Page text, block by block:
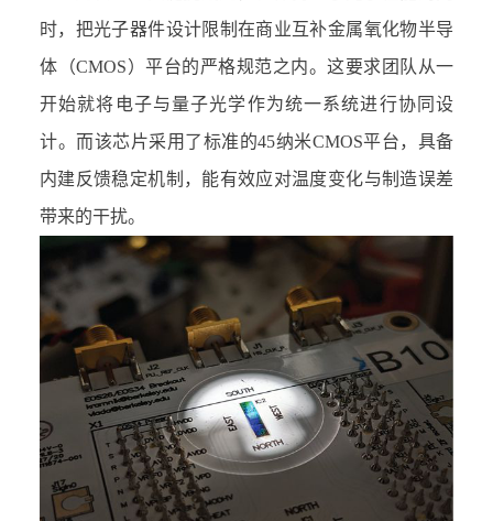
时，把光子器件设计限制在商业互补金属氧化物半导
体（CMOS）平台的严格规范之内。这要求团队从一
开始就将电子与量子光学作为统一系统进行协同设
计。而该芯片采用了标准的45纳米CMOS平台，具备
内建反馈稳定机制，能有效应对温度变化与制造误差
带来的干扰。